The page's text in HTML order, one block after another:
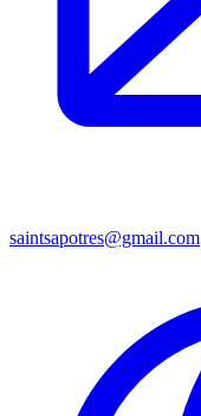
saintsapotres@gmail.com